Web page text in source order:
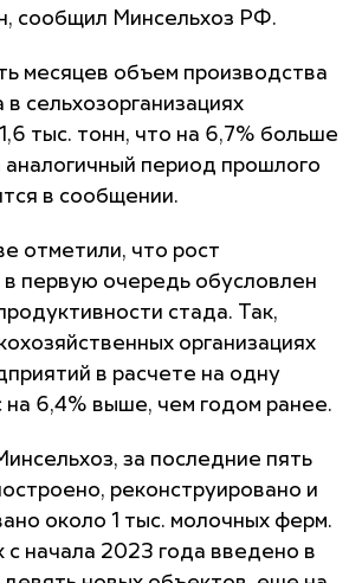
сообщил Минсельхоз РФ.
месяцев объем производства
в сельхозорганизациях
тыс. тонн, что на 6,7% больше
аналогичный период прошлого
в сообщении.
отметили, что рост
в первую очередь обусловлен
стада. Так,
организациях
в расчете на одну
на 6,4% выше, чем годом ранее.
за последние пять
реконструировано и
около 1 тыс. молочных ферм.
с начала 2023 года введено в